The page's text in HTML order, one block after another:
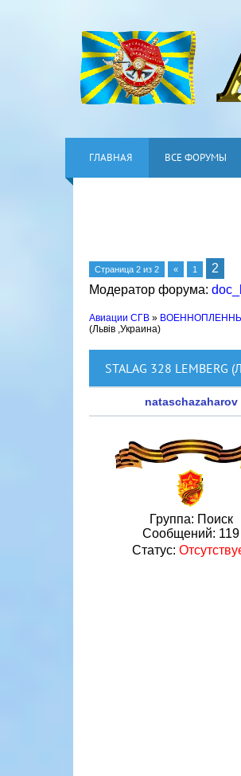
ГЛАВНАЯ ВСЕ ФОРУМЫ
Страница 2 из 2 « 1
2
Модератор форума:
Авиации СГВ »
(Львів ,Украина)
STALAG 328
nataschazaharov
Группа: Поиск
Сообщений: 119
Статус: